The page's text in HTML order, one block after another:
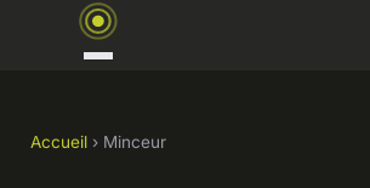
Accueil › Minceur